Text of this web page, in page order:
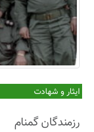
ایثار و شهادت
رزمندگان گمنام